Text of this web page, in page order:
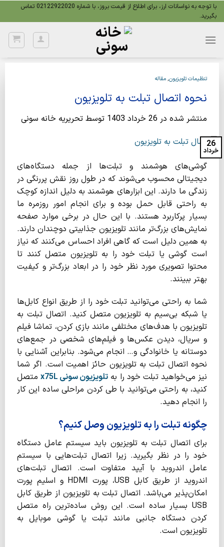
Skip
با توجه به نواسانات ارز، برای اطلاع از قیمت بروز، با شماره 02122922020 تماس
بگیرید.
تنظیمات تلویزیون,مقاله
نحوه اتصال تبلت به تلویزیون
منتشر شده در 26 خرداد 1403 توسط تحریریه خانه سونی
26
خرداد
گوشی‌های هوشمند و تبلت‌ها از جمله دستگاه‌های
دیجیتالی محسوب می‌شوند که در طول روز نقش پررنگی در
زندگی ما دارند. این ابزارهای هوشمند به دلیل اندازه کوچک
به راحتی قابل حمل بوده و برای انجام امور روزمره ما
بسیار پرکاربرد هستند. با این حال در برخی موارد صفحه
نمایش‌های بزرگ‌تر مانند تلویزیون جذابیتی دوچندان دارند.
به همین دلیل است که گاهی افراد احساس می‌کنند که نیاز
است گوشی یا تبلت خود را به تلویزیون متصل کنند تا
محتوا تصویری مورد نظر خود را در ابعاد بزرگ‌تر و کیفیت
بهتر ببینند.
شما به راحتی می‌توانید تبلت خود را از طریق انواع کابل‌ها
یا شبکه بی‌سیم به تلویزیون متصل کنید. اتصال تبلت به
تلویزیون با هدف‌های مختلفی مانند بازی کردن، تماشا فیلم
و سریال، دیدن عکس‌ها و فیلم‌های شخصی در جمع‌های
دوستانه یا خانوادگی و… انجام می‌شود. بنابراین آشنایی با
نحوه اتصال تبلت به تلویزیون حائز اهمیت است. اگر شما
نیز می‌خواهید تبلت خود را به تلویزیون سونی x75L
متصل
کنید، به راحتی می‌توانید با طی کردن مراحلی ساده این کار
را انجام دهید.
چگونه تبلت را به تلویزیون وصل کنیم؟
برای اتصال تبلت به تلویزیون باید سیستم عامل دستگاه
خود را در نظر بگیرید. زیرا اتصال تبلت‌هایی با سیستم
عامل اندروید با آیپد متفاوت است. اتصال تبلت‌های
اندروید از طریق کابل USB، پورت HDMI و اسلیم پورت
امکان‌پذیر می‌باشد. اتصال تبلت به تلویزیون از طریق کابل
USB بسیار ساده است. این روش ساده‌ترین راه متصل
کردن دستگاه جانبی مانند تبلت یا گوشی موبایل به
تلویزیون است.